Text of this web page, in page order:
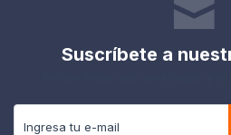
Suscríbete a